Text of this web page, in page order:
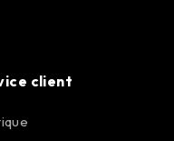
client